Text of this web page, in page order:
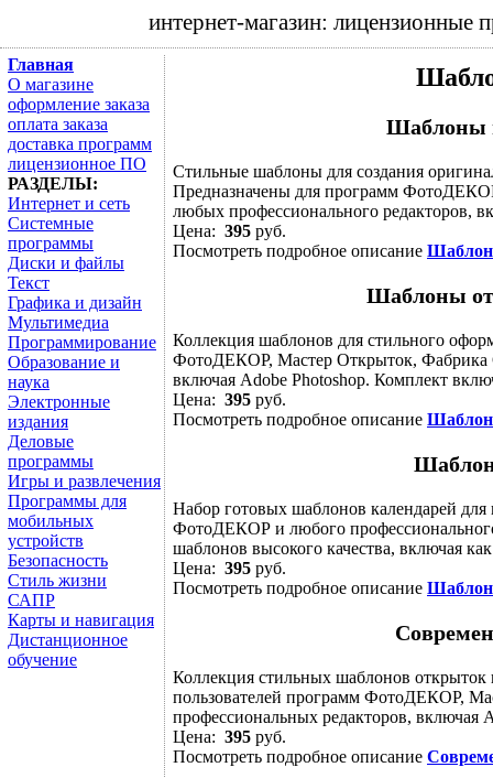
интернет-магазин:
Главная
О магазине
оформление заказа
оплата заказа
доставка программ
лицензионное ПО
РАЗДЕЛЫ:
Интернет и сеть
Системные
программы
Диски и файлы
Текст
Графика и дизайн
Мультимедиа
Программирование
Образование и
наука
Электронные
издания
Деловые
программы
Игры и развлечения
Программы для
мобильных
устройств
Безопасность
Стиль жизни
САПР
Карты и навигация
Дистанционное
обучение
Шаблоны
Cтильные шаблоны для создания
Предназначены для программ
любых профессионального редакторов,
Цена: 395 руб.
Посмотреть подробное описание
Шаблоны
Коллекция шаблонов для стильного
ФотоДЕКОР, Мастер Открыток, Фабрика
включая Adobe Photoshop. Комплект
Цена: 395 руб.
Посмотреть подробное описание
Набор готовых шаблонов календарей
ФотоДЕКОР и любого
шаблонов высокого качества, включая
Цена: 395 руб.
Посмотреть подробное описание
Коллекция стильных шаблонов открыток
пользователей программ ФотоДЕКОР,
профессиональных редакторов, включая
Цена: 395 руб.
Посмотреть подробное описание